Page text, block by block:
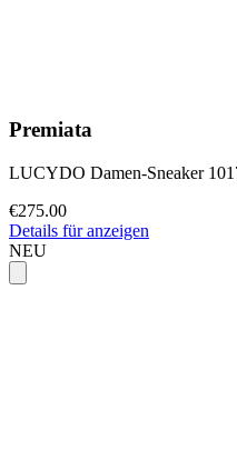
Premiata
LUCYDO Damen-Sneaker
€275.00
Details für anzeigen
NEU